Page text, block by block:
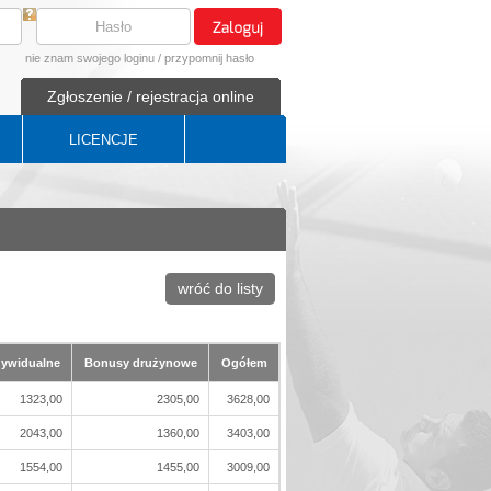
nie znam swojego loginu / przypomnij hasło
Zgłoszenie / rejestracja online
LICENCJE
wróć do listy
Bonusy drużynowe Ogółem
1323,00 2305,00 3628,00
2043,00 1360,00 3403,00
1554,00 1455,00 3009,00